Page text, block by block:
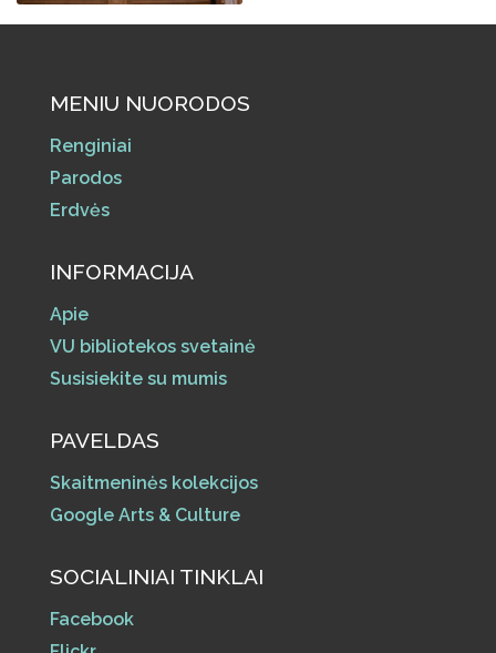
MENIU NUORODOS
Renginiai
Parodos
Erdvės
INFORMACIJA
Apie
VU bibliotekos svetainė
Susisiekite su mumis
PAVELDAS
Skaitmeninės kolekcijos
Google Arts & Culture
SOCIALINIAI TINKLAI
Facebook